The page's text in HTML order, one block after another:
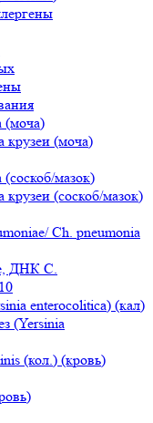
(моча)
крузеи (моча)
мазок)
(соскоб/мазок)
Ch. pneumonia
ДНК C.
enterocolitica) (кал)
(Yersinia
(кол.) (кровь)